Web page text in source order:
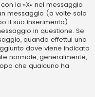
la «X» nel messaggio
messaggio (a volte solo
il suo inserimento)
in questione. Se
quando effettui una
dove viene indicato
normale, generalmente,
che qualcuno ha